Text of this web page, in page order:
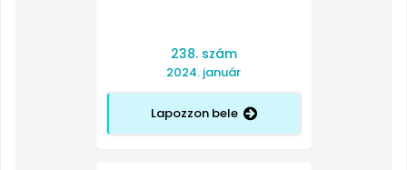
238. szám
2024. január
Lapozzon bele